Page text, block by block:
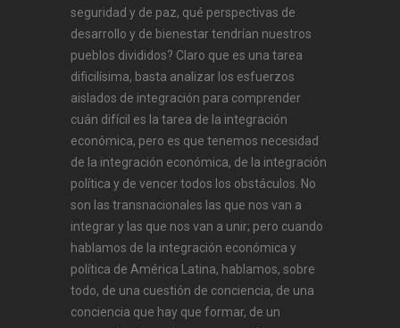
seguridad y de paz, qué perspectivas de
desarrollo y de bienestar tendrían nuestros
pueblos divididos? Claro que es una tarea
dificilísima, basta analizar los esfuerzos
aislados de integración para comprender
cuán difícil es la tarea de la integración
económica, pero es que tenemos necesidad
de la integración económica, de la integración
política y de vencer todos los obstáculos. No
son las transnacionales las que nos van a
integrar y las que nos van a unir; pero cuando
hablamos de la integración económica y
política de América Latina, hablamos, sobre
todo, de una cuestión de conciencia, de una
conciencia que hay que formar, de un